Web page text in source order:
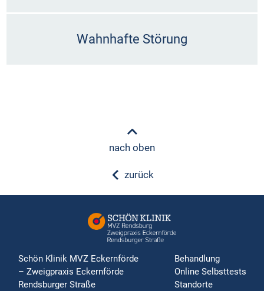
Wahnhafte Störung
zurück
nach oben
Schön Klinik MVZ Eckernförde
– Zweigpraxis Eckernförde
Rendsburger Straße
Behandlung
Online Selbsttests
Standorte